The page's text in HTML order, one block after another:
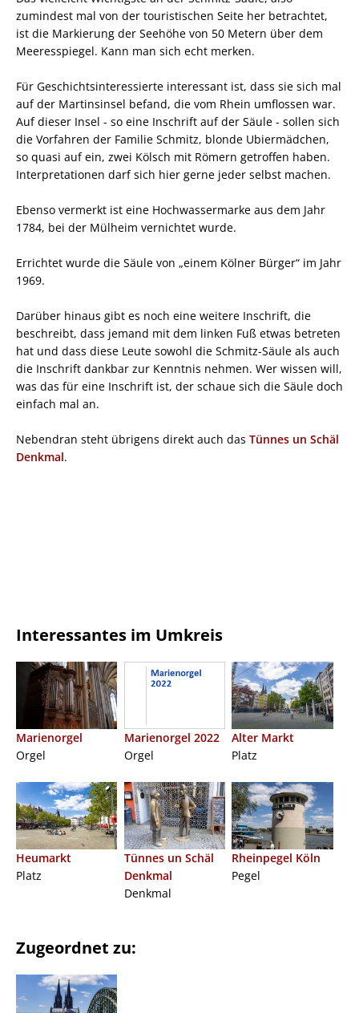
zumindest mal von der touristischen Seite her betrachtet,
ist die Markierung der Seehöhe von 50 Metern über dem
Meeresspiegel. Kann man sich echt merken.
Für Geschichtsinteressierte interessant ist, dass sie sich mal
auf der Martinsinsel befand, die vom Rhein umflossen war.
Auf dieser Insel - so eine Inschrift auf der Säule - sollen sich
die Vorfahren der Familie Schmitz, blonde Ubiermädchen,
so quasi auf ein, zwei Kölsch mit Römern getroffen haben.
Interpretationen darf sich hier gerne jeder selbst machen.
Ebenso vermerkt ist eine Hochwassermarke aus dem Jahr
1784, bei der Mülheim vernichtet wurde.
Errichtet wurde die Säule von „einem Kölner Bürger“ im Jahr
1969.
Darüber hinaus gibt es noch eine weitere Inschrift, die
beschreibt, dass jemand mit dem linken Fuß etwas betreten
hat und dass diese Leute sowohl die Schmitz-Säule als auch
die Inschrift dankbar zur Kenntnis nehmen. Wer wissen will,
was das für eine Inschrift ist, der schaue sich die Säule doch
einfach mal an.
Nebendran steht übrigens direkt auch das Tünnes un Schäl
Denkmal.
Interessantes im Umkreis
Marienorgel
Orgel
Heumarkt
Platz
Marienorgel 2022
Orgel
Tünnes un Schäl
Denkmal
Denkmal
Alter Markt
Platz
Rheinpegel Köln
Pegel
Zugeordnet zu: